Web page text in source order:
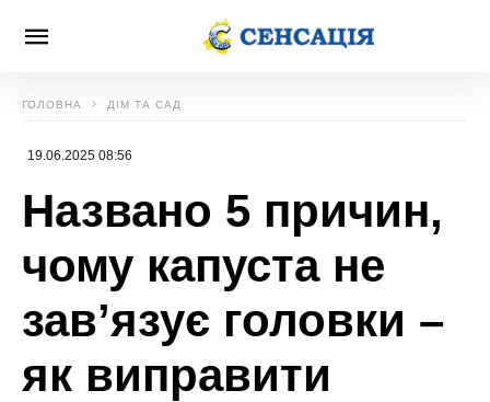
ГОЛОВНА ДІМ ТА САД
19.06.2025 08:56
Названо 5 причин,
чому капуста не
зав’язує головки –
як виправити